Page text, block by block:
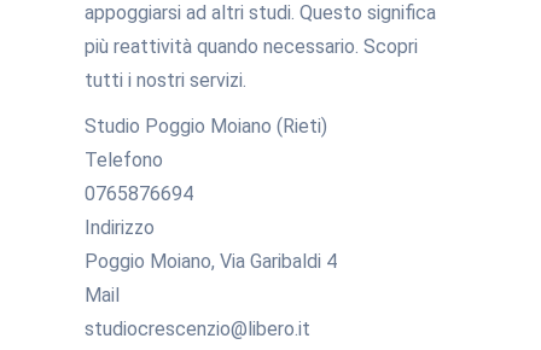
appoggiarsi ad altri studi. Questo significa
più reattività quando necessario. Scopri
tutti i nostri servizi.
Studio Poggio Moiano (Rieti)
Telefono
0765876694
Indirizzo
Poggio Moiano, Via Garibaldi 4
Mail
studiocrescenzio@libero.it